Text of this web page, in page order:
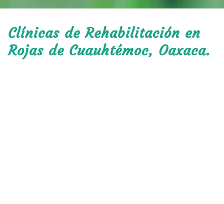
Clínicas de Rehabilitación en
Rojas de Cuauhtémoc, Oaxaca.